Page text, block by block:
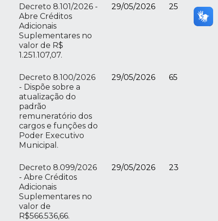
Decreto 8.101/2026 -
Abre Créditos
Adicionais
Suplementares no
valor de R$
1.251.107,07.
29/05/2026 25
Decreto 8.100/2026
- Dispõe sobre a
atualização do
padrão
remuneratório dos
cargos e funções do
Poder Executivo
Municipal.
29/05/2026 65
Decreto 8.099/2026
- Abre Créditos
Adicionais
Suplementares no
valor de
R$566.536,66.
29/05/2026 23